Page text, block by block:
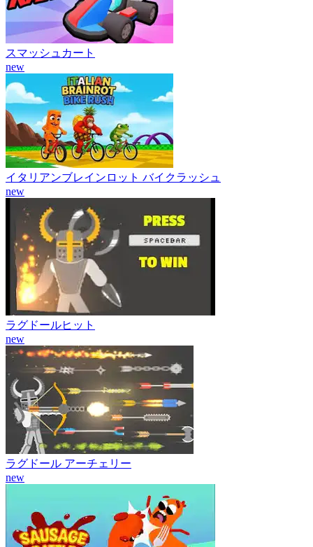
スマッシュカート
new
イタリアンブレインロット バイクラッシュ
new
ラグドールヒット
new
ラグドール アーチェリー
new